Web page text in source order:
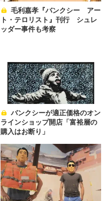
ト・テロリスト』刊行 シュレ
ッダー事件も考察
ラインショップ開店「富裕層の
購入はお断り」